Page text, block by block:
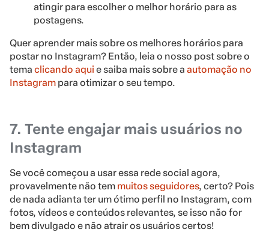
atingir para escolher o melhor horário para as
postagens.
Quer aprender mais sobre os melhores horários para
postar no Instagram? Então, leia o nosso post sobre o
tema clicando aqui e saiba mais sobre a automação no
Instagram para otimizar o seu tempo.
7. Tente engajar mais usuários no
Instagram
Se você começou a usar essa rede social agora,
provavelmente não tem muitos seguidores, certo? Pois
de nada adianta ter um ótimo perfil no Instagram, com
fotos, vídeos e conteúdos relevantes, se isso não for
bem divulgado e não atrair os usuários certos!